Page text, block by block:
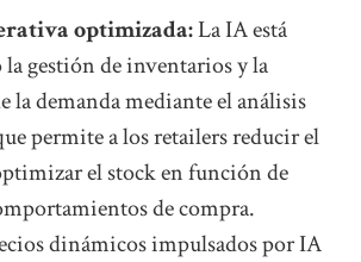
optimizada:La IA está
gestión de inventarios y la
la demanda mediante el análisis
permite a los retailers reducir el
el stock en función de
de compra.
dinámicos impulsados por IA